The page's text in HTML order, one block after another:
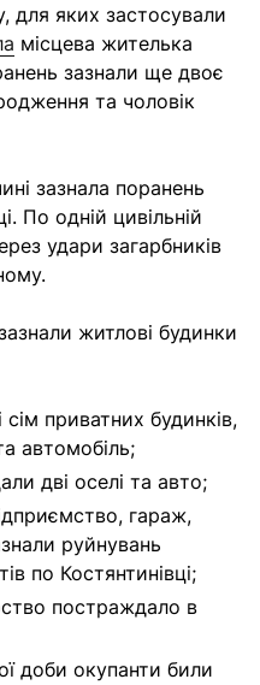
для яких застосували
місцева жителька
зазнали ще двоє
та чоловік
зазнала поранень
По одній цивільній
удари загарбників
житлові будинки
приватних будинків,
автомобіль;
дві оселі та авто;
гараж,
руйнувань
по Костянтинівці;
постраждало в
доби окупанти били